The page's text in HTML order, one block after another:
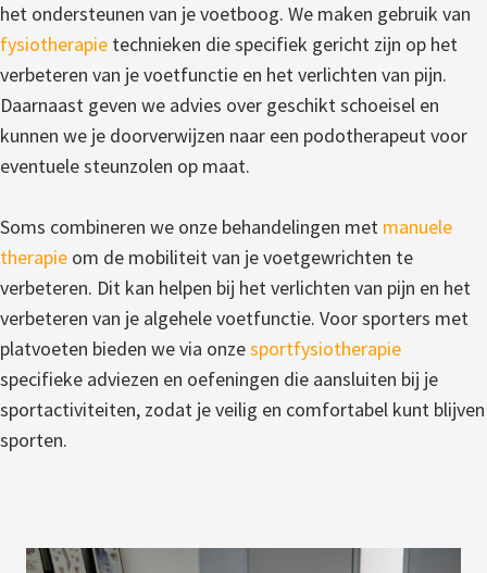
het ondersteunen van je voetboog. We maken gebruik van
fysiotherapie technieken die specifiek gericht zijn op het
verbeteren van je voetfunctie en het verlichten van pijn.
Daarnaast geven we advies over geschikt schoeisel en
kunnen we je doorverwijzen naar een podotherapeut voor
eventuele steunzolen op maat.
Soms combineren we onze behandelingen met manuele
therapie om de mobiliteit van je voetgewrichten te
verbeteren. Dit kan helpen bij het verlichten van pijn en het
verbeteren van je algehele voetfunctie. Voor sporters met
platvoeten bieden we via onzesportfysiotherapie
specifieke adviezen en oefeningen die aansluiten bij je
sportactiviteiten, zodat je veilig en comfortabel kunt blijven
sporten.